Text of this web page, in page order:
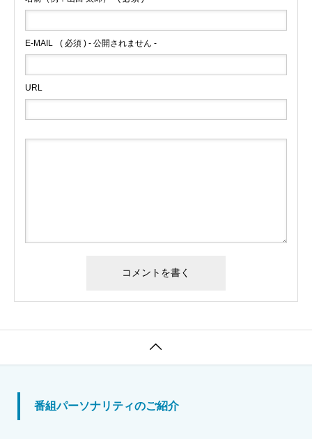
E-MAIL ( 必須 ) - 公開されません -
URL

番組パーソナリティのご紹介